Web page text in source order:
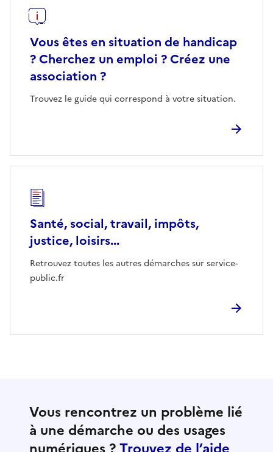
Vous êtes en situation de handicap
? Cherchez un emploi ? Créez une
association ?
Trouvez le guide qui correspond à votre situation.
Santé, social, travail, impôts,
justice, loisirs...
Retrouvez toutes les autres démarches sur service-
public.fr
Vous rencontrez un problème lié
à une démarche ou des usages